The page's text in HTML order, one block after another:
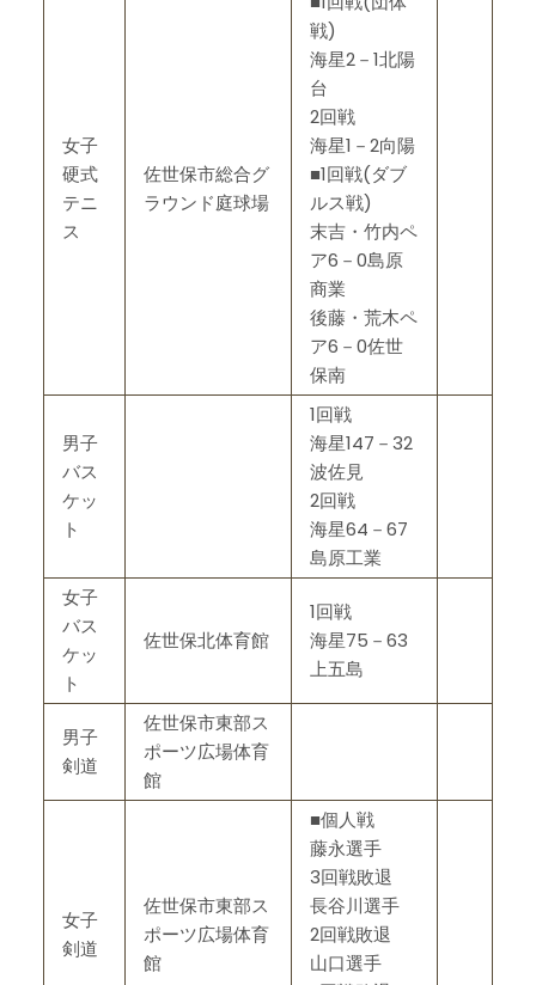
女子
硬式
テニ
ス
佐世保市総合グ
ラウンド庭球場
戦)
海星2－1北陽
台
2回戦
海星1－2向陽
■1回戦(ダブ
ルス戦)
末吉・竹内ペ
ア6－0島原
商業
後藤・荒木ペ
ア6－0佐世
保南
男子
バス
ケッ
ト
1回戦
海星147－32
波佐見
2回戦
海星64－67
島原工業
女子
バス
ケッ
ト
佐世保北体育館
1回戦
海星75－63
上五島
男子
剣道
佐世保市東部ス
ポーツ広場体育
館
女子
剣道
佐世保市東部ス
ポーツ広場体育
館
■個人戦
藤永選手
3回戦敗退
長谷川選手
2回戦敗退
山口選手